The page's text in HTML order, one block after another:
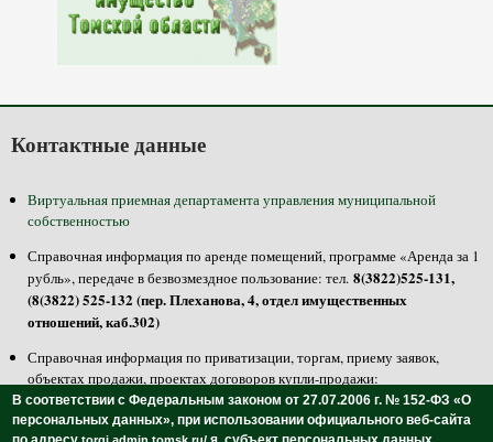
Контактные данные
Виртуальная приемная департамента управления муниципальной
собственностью
Справочная информация по аренде помещений, программе «Аренда за 1
рубль», передаче в безвозмездное пользование: тел. 8(3822)525-131,
(8(3822) 525-132 (пер. Плеханова, 4, отдел имущественных
отношений, каб.302)
Справочная информация по приватизации, торгам, приему заявок,
объектах продажи, проектах договоров купли-продажи:
тел.8(3822)525-100, 525-125 (пер. Плеханова, 4, отдел приватизации,
каб.301, 304)
В соответствии с Федеральным законом от 27.07.2006 г. № 152-ФЗ «О
персональных данных», при использовании официального веб-сайта